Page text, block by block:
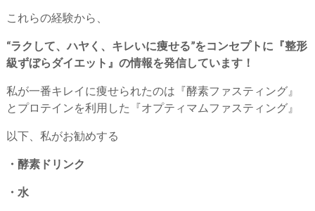
これらの経験から、
“ラクして、ハヤく、キレいに痩せる”をコンセプトに『整形
級ずぼらダイエット』の情報を発信しています！
私が一番キレイに痩せられたのは『酵素ファスティング』
とプロテインを利用した『オプティマムファスティング』
以下、私がお勧めする
・酵素ドリンク
・水